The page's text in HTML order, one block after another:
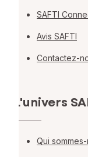
SAFTI
Avis SAFTI
Contactez-
L'univers
Qui